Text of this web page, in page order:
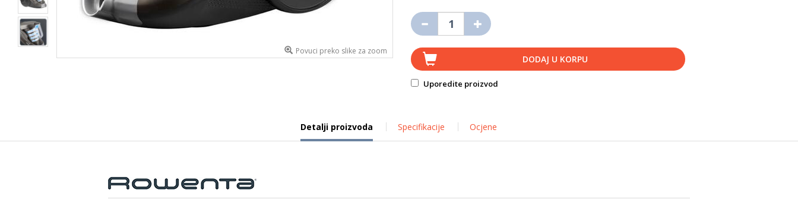
Povuci preko slike za zoom
DODAJ U KORPU
Uporedite proizvod
Detalji proizvoda Specifikacije Ocjene